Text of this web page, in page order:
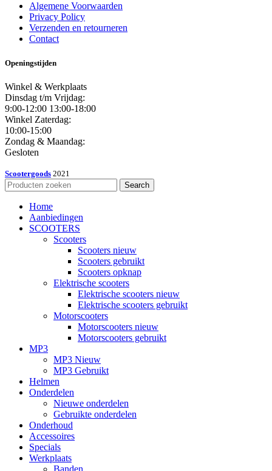
Algemene Voorwaarden
Privacy Policy
Verzenden en retourneren
Contact
Openingstijden
Winkel & Werkplaats
Dinsdag t/m Vrijdag:
9:00-12:00 13:00-18:00
Winkel Zaterdag:
10:00-15:00
Zondag & Maandag:
Gesloten
Scootergoods 2021
Search
Home
Aanbiedingen
SCOOTERS
Scooters
Scooters nieuw
Scooters gebruikt
Scooters opknap
Elektrische scooters
Elektrische scooters nieuw
Elektrische scooters gebruikt
Motorscooters
Motorscooters nieuw
Motorscooters gebruikt
MP3
MP3 Nieuw
MP3 Gebruikt
Helmen
Onderdelen
Nieuwe onderdelen
Gebruikte onderdelen
Onderhoud
Accessoires
Specials
Werkplaats
Banden